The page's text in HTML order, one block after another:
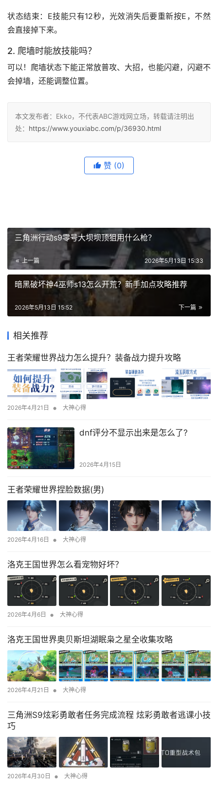
状态结束：E技能只有12秒，光效消失后要重新按E，不然
会直接掉下来。
2. 爬墙时能放技能吗？
可以！爬墙状态下能正常放普攻、大招，也能闪避，闪避不
会掉墙，还能调整位置。
本文发布者：Ekko，不代表ABC游戏网立场，转载请注明出
处： https://www.youxiabc.com/p/36930.html
赞 (0)
三角洲行动s9零号大坝坝顶狙用什么枪？
上一篇 2026年5月13日 15:33
暗黑破坏神4巫师s13怎么开荒？新手加点攻略推荐
下一篇
2026年5月13日 15:52
相关推荐
王者荣耀世界战力怎么提升？装备战力提升攻略
2026年4月21日 • 大神心得
dnf评分不显示出来是怎么了?
2026年4月15日
王者荣耀世界捏脸数据(男)
2026年4月16日 • 大神心得
洛克王国世界怎么看宠物好坏？
2026年4月6日 • 大神心得
洛克王国世界奥贝斯坦湖眠枭之星全收集攻略
2026年4月21日 • 大神心得
三角洲S9炫彩勇敢者任务完成流程 炫彩勇敢者逃课小技
巧
2026年4月30日 • 大神心得